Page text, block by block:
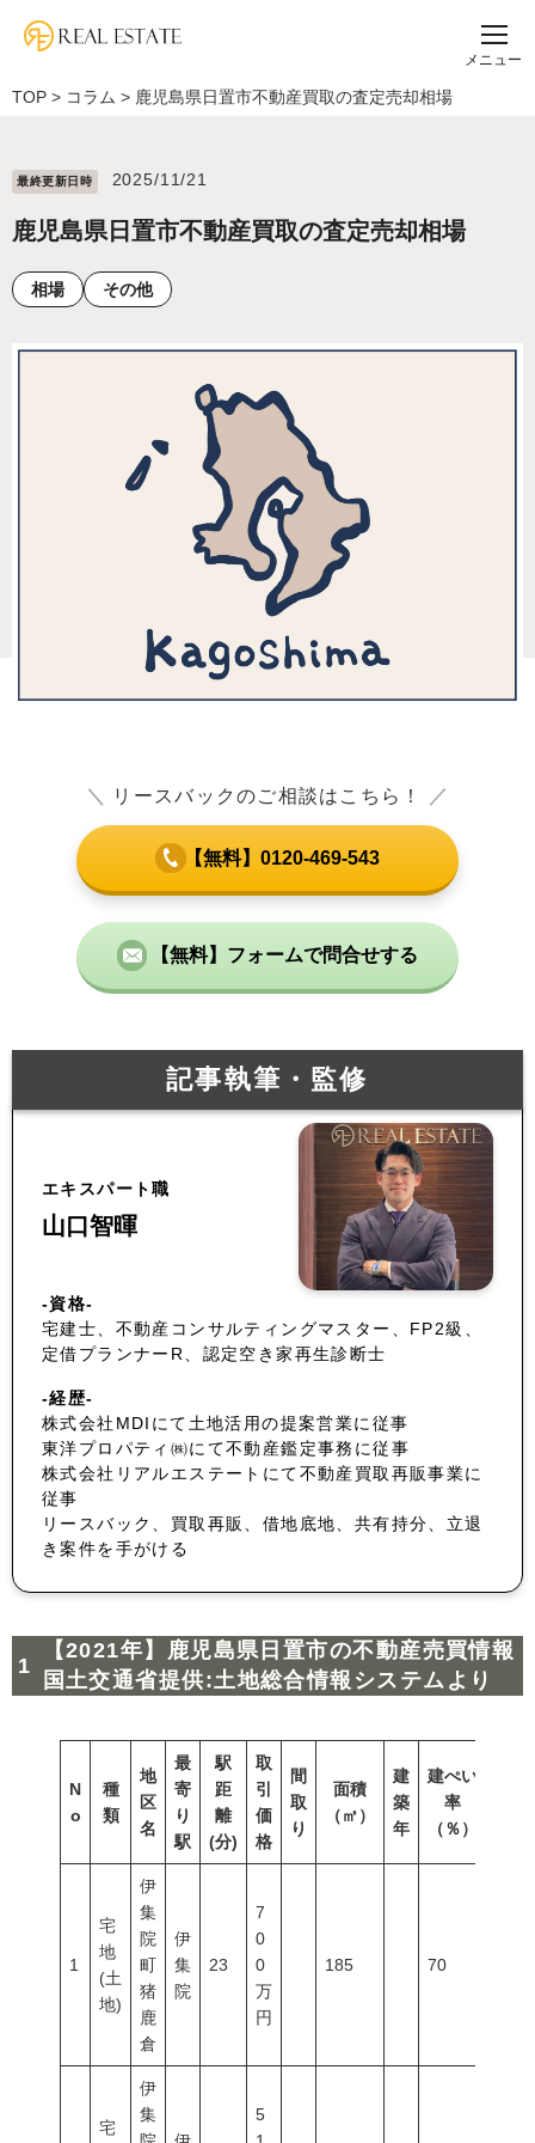
メニュー
TOP > コラム > 鹿児島県日置市不動産買取の査定売却相場
最終更新⽇時 2025/11/21
鹿児島県日置市不動産買取の査定売却相場
相場 その他
＼ リースバックのご相談はこちら！ ／
【無料】0120-469-543
【無料】フォームで問合せする
記事執筆・監修
エキスパート職
山口智暉
-資格-
宅建士、不動産コンサルティングマスター、FP2級、
定借プランナーR、認定空き家再生診断士
-経歴-
株式会社MDIにて土地活用の提案営業に従事
東洋プロパティ㈱にて不動産鑑定事務に従事
株式会社リアルエステートにて不動産買取再販事業に
従事
リースバック、買取再販、借地底地、共有持分、立退
き案件を手がける
【2021年】鹿児島県日置市の不動産売買情報
国土交通省提供:土地総合情報システムより
N
o
種
類
地
区
名
最
寄
り
駅
駅
距
離
(分)
取
引
価
格
間
取
り
面積
（㎡）
建
築
年
建ぺい
率
（％）
1
宅
地
(土
地)
伊
集
院
町
猪
鹿
倉
伊
集
院
23
7
0
0
万
円
185 70
宅
伊
集
5